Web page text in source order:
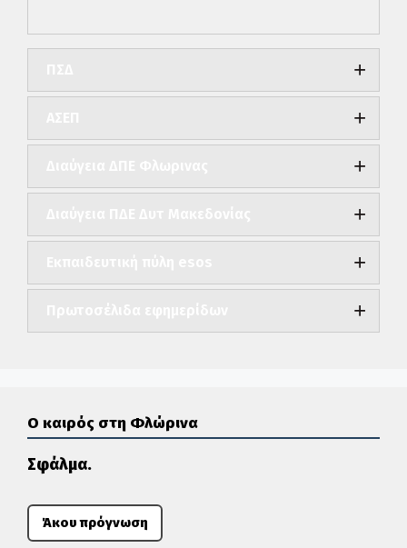
Ο καιρός στη Φλώρινα
Σφάλμα.
Άκου πρόγνωση